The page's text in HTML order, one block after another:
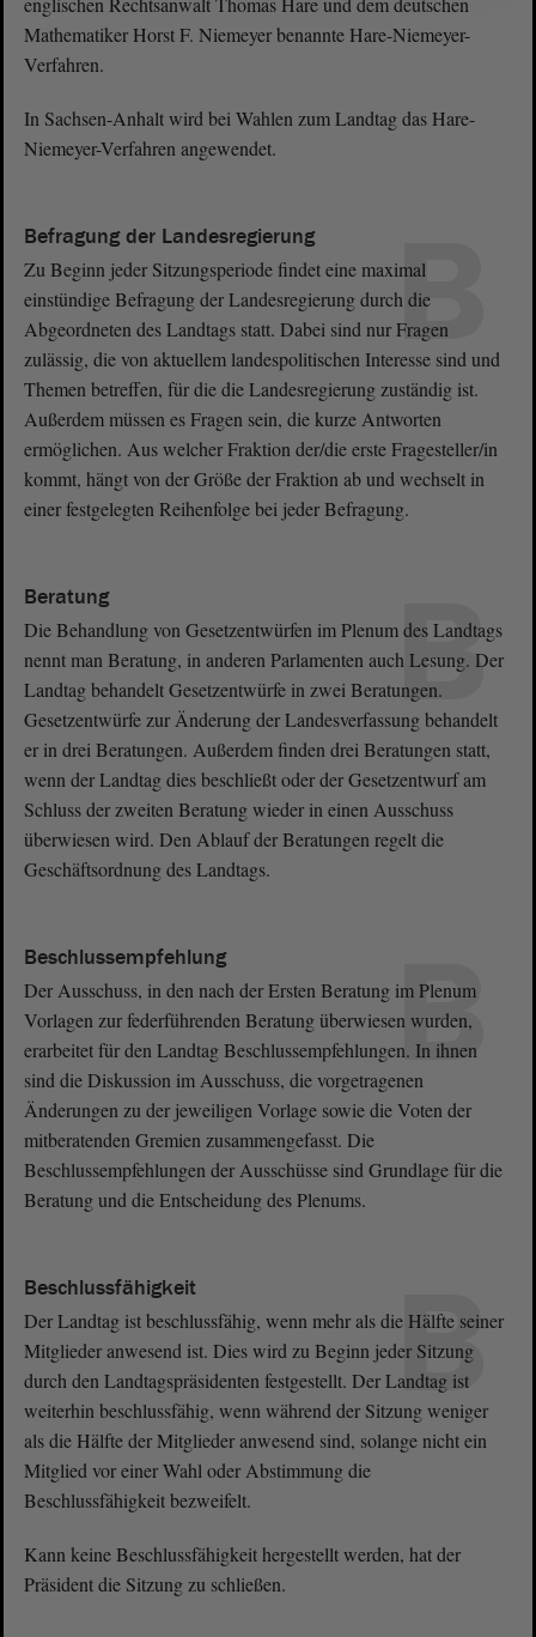
Mathematiker Horst F. Niemeyer benannte Hare-Niemeyer-
Verfahren.
In Sachsen-Anhalt wird bei Wahlen zum Landtag das Hare-
Niemeyer-Verfahren angewendet.
B
Befragung der Landesregierung
Zu Beginn jeder Sitzungsperiode findet eine maximal
einstündige Befragung der Landesregierung durch die
Abgeordneten des Landtags statt. Dabei sind nur Fragen
zulässig, die von aktuellem landespolitischen Interesse sind und
Themen betreffen, für die die Landesregierung zuständig ist.
Außerdem müssen es Fragen sein, die kurze Antworten
ermöglichen. Aus welcher Fraktion der/die erste Fragesteller/in
kommt, hängt von der Größe der Fraktion ab und wechselt in
einer festgelegten Reihenfolge bei jeder Befragung.
B
Beratung
Die Behandlung von Gesetzentwürfen im Plenum des Landtags
nennt man Beratung, in anderen Parlamenten auch Lesung. Der
Landtag behandelt Gesetzentwürfe in zwei Beratungen.
Gesetzentwürfe zur Änderung der Landesverfassung behandelt
er in drei Beratungen. Außerdem finden drei Beratungen statt,
wenn der Landtag dies beschließt oder der Gesetzentwurf am
Schluss der zweiten Beratung wieder in einen Ausschuss
überwiesen wird. Den Ablauf der Beratungen regelt die
Geschäftsordnung des Landtags.
B
Beschlussempfehlung
Der Ausschuss, in den nach der Ersten Beratung im Plenum
Vorlagen zur federführenden Beratung überwiesen wurden,
erarbeitet für den Landtag Beschlussempfehlungen. In ihnen
sind die Diskussion im Ausschuss, die vorgetragenen
Änderungen zu der jeweiligen Vorlage sowie die Voten der
mitberatenden Gremien zusammengefasst. Die
Beschlussempfehlungen der Ausschüsse sind Grundlage für die
Beratung und die Entscheidung des Plenums.
B
Beschlussfähigkeit
Der Landtag ist beschlussfähig, wenn mehr als die Hälfte seiner
Mitglieder anwesend ist. Dies wird zu Beginn jeder Sitzung
durch den Landtagspräsidenten festgestellt. Der Landtag ist
weiterhin beschlussfähig, wenn während der Sitzung weniger
als die Hälfte der Mitglieder anwesend sind, solange nicht ein
Mitglied vor einer Wahl oder Abstimmung die
Beschlussfähigkeit bezweifelt.
Kann keine Beschlussfähigkeit hergestellt werden, hat der
Präsident die Sitzung zu schließen.